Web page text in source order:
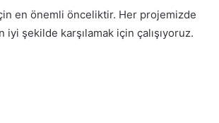
en önemli önceliktir. Her projemizde
şekilde karşılamak için çalışıyoruz.